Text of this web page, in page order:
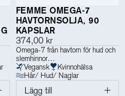
FEMME OMEGA-7
HAVTORNSOLJA, 90
KAPSLAR
374,00 kr
Omega-7 från havtorn för hud och
slemhinnor
Vegansk
Kvinnohälsa
Hår/ Hud/ Naglar
Lägg till